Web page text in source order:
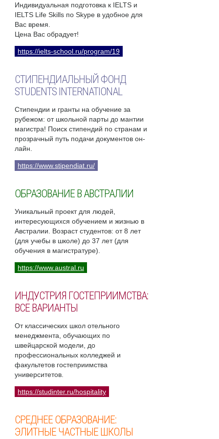
Индивидуальная подготовка к IELTS и
IELTS Life Skills по Skype в удобное для
Вас время.
Цена Вас обрадует!
https://ielts-school.ru/program/19
СТИПЕНДИАЛЬНЫЙ ФОНД
STUDENTS INTERNATIONAL
Стипендии и гранты на обучение за
рубежом: от школьной парты до мантии
магистра! Поиск стипендий по странам и
прозрачный путь подачи документов он-
лайн.
https://www.stipendiat.ru/
ОБРАЗОВАНИЕ В АВСТРАЛИИ
Уникальный проект для людей,
интересующихся обучением и жизнью в
Австралии. Возраст студентов: от 8 лет
(для учебы в школе) до 37 лет (для
обучения в магистратуре).
https://www.austral.ru
ИНДУСТРИЯ ГОСТЕПРИИМСТВА:
ВСЕ ВАРИАНТЫ
От классических школ отельного
менеджмента, обучающих по
швейцарской модели, до
профессиональных колледжей и
факультетов гостеприимства
университетов.
https://studinter.ru/hospitality
СРЕДНЕЕ ОБРАЗОВАНИЕ:
ЭЛИТНЫЕ ЧАСТНЫЕ ШКОЛЫ